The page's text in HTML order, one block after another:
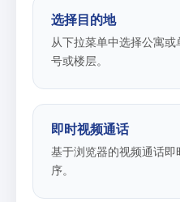
选择目的地
从下拉菜单中选择公寓
号或楼层。
即时视频通话
基于浏览器的视频通话
序。